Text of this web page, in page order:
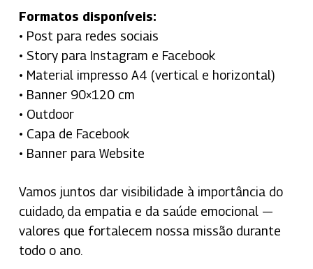
Formatos disponíveis:
• Post para redes sociais
• Story para Instagram e Facebook
• Material impresso A4 (vertical e horizontal)
• Banner 90×120 cm
• Outdoor
• Capa de Facebook
• Banner para Website
Vamos juntos dar visibilidade à importância do
cuidado, da empatia e da saúde emocional —
valores que fortalecem nossa missão durante
todo o ano.